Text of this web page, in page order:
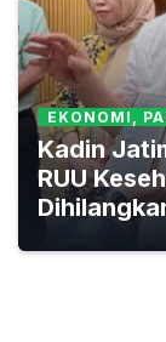
EKONOMI,
Kadin
RUU